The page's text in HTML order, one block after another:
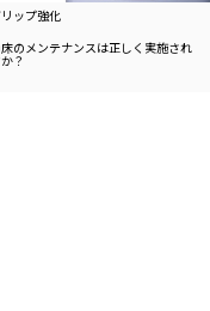
ップ強化
のメンテナンスは正しく実施され
？